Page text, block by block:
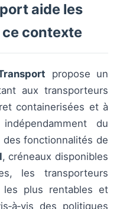
aide les
contexte
propose un
aux transporteurs
containerisées et à
du
des fonctionnalités de
, créneaux disponibles
les transporteurs
plus rentables et
des politiques